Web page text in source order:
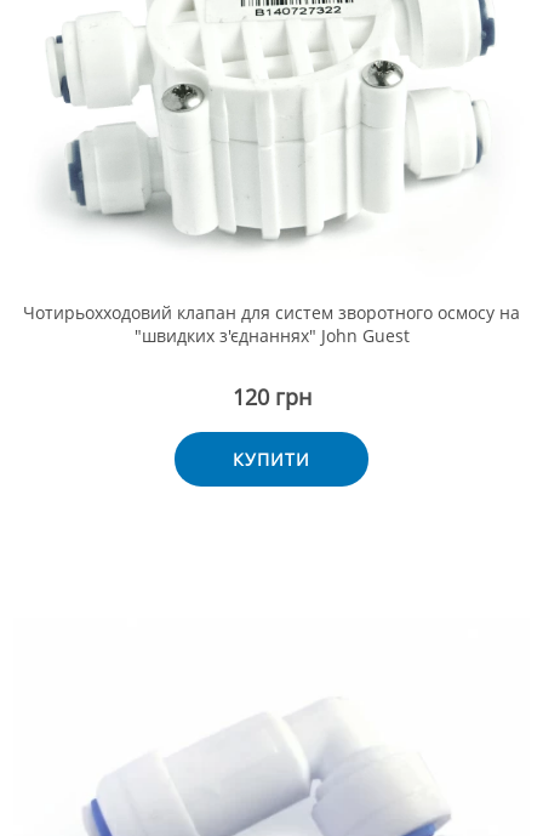
Чотирьохходовий клапан для систем зворотного осмосу на
"швидких з'єднаннях" John Guest
120 грн
КУПИТИ